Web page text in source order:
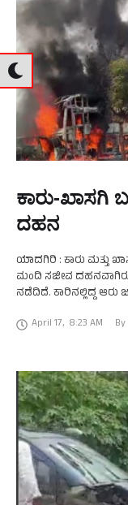
ಕಾರು-ಖಾಸಗಿ
ದಹನ
ಯಾದಗಿರಿ : ಕಾರು ಮತ್ತು
ಮಂದಿ ಸಜೀವ
ನಡೆದಿದೆ. ಕಾರಿನಲ್ಲಿದ್ದ ಆರು
April 17, 8:23 AM By